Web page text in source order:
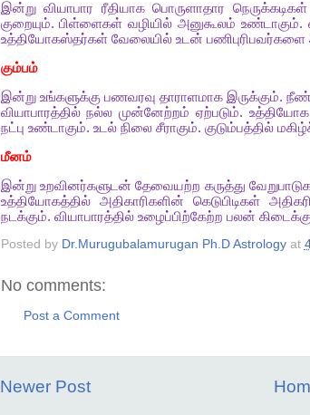
இன்று வியாபார ரீதியாக பொருளாதார நெருக்கடிகள்
குறையும்.பிள்ளைகள் வழியில் அனுகூலம் உண்டாகும்.
உத்தியோகஸ்தர்கள் வேலையில் உடன் பணிபுரிபவர்களை
கும்பம்
இன்று உங்களுக்கு பணவரவு தாராளமாக இருக்கும்.
வியாபாரத்தில் நல்ல முன்னேற்றம் ஏற்படும். உத்தியோக
நட்பு உண்டாகும். உடல் நிலை சீராகும். குடும்பத்தில்
மீனம்
இன்று உறவினர்களுடன் தேவையற்ற கருத்து
உத்தியோகத்தில்
அதிகாரிகளின் கெடுபிடிகள்
நடக்கும். வியாபாரத்தில் உழைப்பிற்கேற்ற பலன்
Posted by Dr.Murugubalamurugan Ph.D Astrology at
No comments:
Post a Comment
Newer Post